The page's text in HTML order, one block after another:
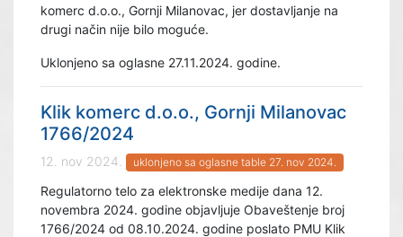
komerc d.o.o., Gornji Milanovac, jer dostavljanje na
drugi način nije bilo moguće.
Uklonjeno sa oglasne 27.11.2024. godine.
Klik komerc d.o.o., Gornji Milanovac
1766/2024
12. nov 2024. uklonjeno sa oglasne table 27. nov 2024.
Regulatorno telo za elektronske medije dana 12.
novembra 2024. godine objavljuje Obaveštenje broj
1766/2024 od 08.10.2024. godine poslato PMU Klik